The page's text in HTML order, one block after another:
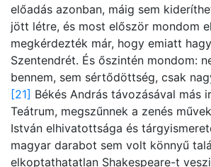
előadás azonban, máig sem
jött létre, és most először mondom
megkérdezték már, hogy emiatt
Szentendrét. És őszintén mondom:
bennem, sem sértődöttség, csak
[21] Békés András távozásával más
Teátrum, megszűnnek a zenés
István elhivatottsága és
magyar darabot sem volt könnyű
elkoptathatatlan Shakespeare-t